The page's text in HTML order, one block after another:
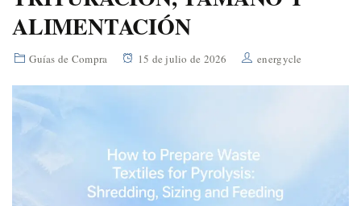
ALIMENTACIÓN
Guías de Compra 15 de julio de 2026 energycle